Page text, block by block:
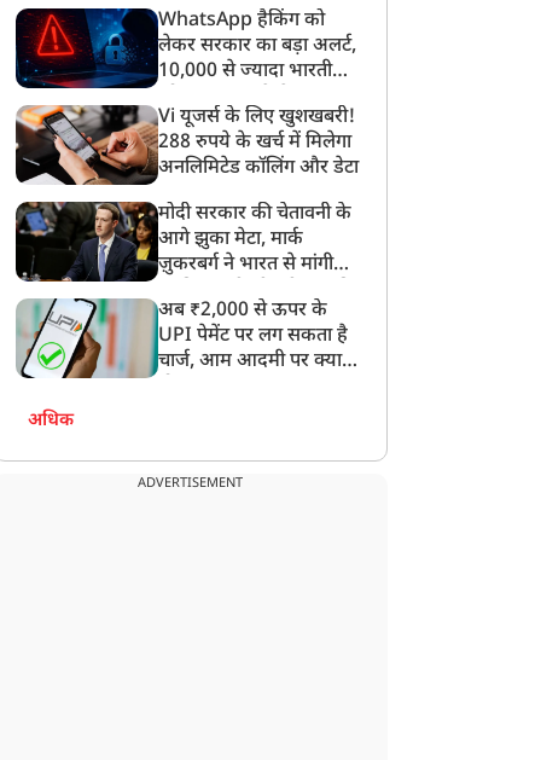
राज्य
योगी सरकार में बदली सरकारी
स्कूलों की तस्वीर, बलिया का
यह विधालय बना आधुनिक
का मॉडल
पंजाब में 3 डिजिटल
यूनिवर्सिटियों और मुख्य
प्रशासनिक सुधारों को मंजूरी,
WhatsApp हैकिंग को
लेकर सरकार का बड़ा अलर्ट,
10,000 से ज्यादा भारतीयों
गया
Vi यूजर्स के लिए खुशखबरी!
288 रुपये के खर्च में मिलेगा
अनलिमिटेड कॉलिंग और डेटा
मोदी सरकार की चेतावनी के
आगे झुका मेटा, मार्क
ज़ुकरबर्ग ने भारत से मांगी
अब ₹2,000 से ऊपर के
UPI पेमेंट पर लग सकता है
चार्ज, आम आदमी पर क्या
अधिक
ADVERTISEMENT